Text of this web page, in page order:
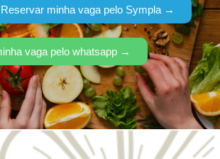
Reservar minha vaga pelo Sympla →
vaga pelo whatsapp →